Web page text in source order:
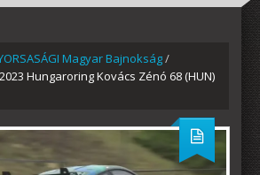
Magyar Bajnokság/
Hungaroring Kovács Zénó 68 (HUN)